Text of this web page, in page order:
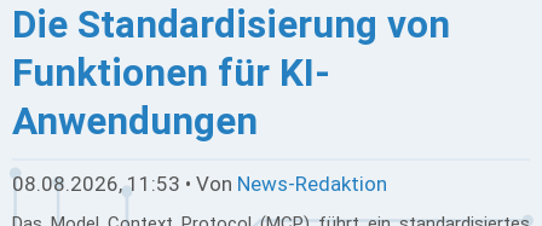
Die Standardisierung von
Funktionen für KI-
Anwendungen
08.08.2026, 11:53 • Von News-Redaktion